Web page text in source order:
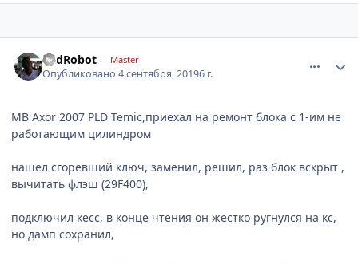
BadRobot Master
Опубликовано4 сентября, 20196 г.
МВ Axor 2007 PLD Temic,приехал на ремонт блока с 1-им не
работающим цилиндром
нашел сгоревший ключ, заменил, решил, раз блок вскрыт ,
вычитать флэш (29F400),
подключил кесс, в конце чтения он жестко ругнулся на кс,
но дамп сохранил,